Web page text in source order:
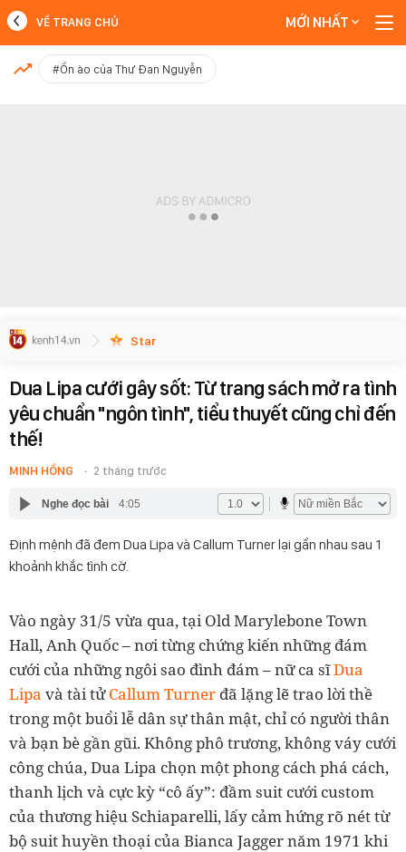
MỚI NHẤT
VỀ TRANG CHỦ MỚI NHẤT
#Ồn ào của Thư Đan Nguyễn
Star
Dua Lipa cưới gây sốt: Từ trang sách mở ra tình
yêu chuẩn "ngôn tình", tiểu thuyết cũng chỉ đến
thế!
MINH HỒNG 2 tháng trước
Nghe đọc bài 4:05
Định mệnh đã đem Dua Lipa và Callum Turner lại gần nhau sau 1
khoảnh khắc tình cờ.
Vào ngày 31/5 vừa qua, tại Old Marylebone Town
Hall, Anh Quốc – nơi từng chứng kiến những đám
cưới của những ngôi sao đình đám – nữ ca sĩDua
Lipa và tài tửCallum Turner đã lặng lẽ trao lời thề
trong một buổi lễ dân sự thân mật, chỉ có người thân
và bạn bè gần gũi. Không phô trương, không váy cưới
công chúa, Dua Lipa chọn một phong cách phá cách,
thanh lịch và cực kỳ “cô ấy”: đầm suit cưới custom
của thương hiệu Schiaparelli, lấy cảm hứng rõ nét từ
bộ suit huyền thoại của Bianca Jagger năm 1971 khi